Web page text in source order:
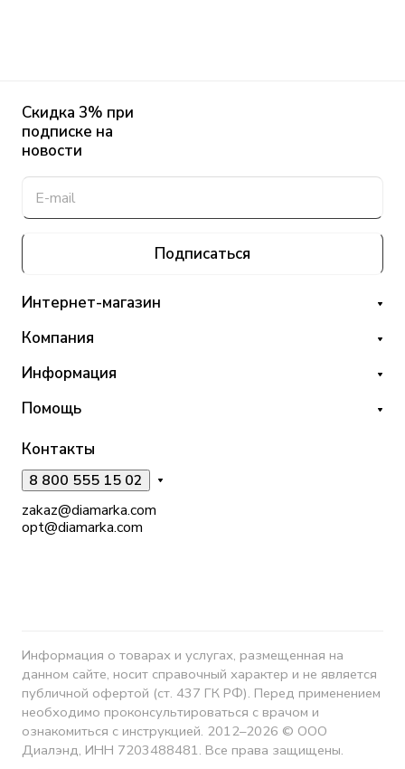
Скидка 3% при
подписке на
новости
Подписаться
Интернет-магазин
Компания
Информация
Помощь
Контакты
8 800 555 15 02
zakaz@diamarka.com
opt@diamarka.com
Информация о товарах и услугах, размещенная на
данном сайте, носит справочный характер и не является
публичной офертой (ст. 437 ГК РФ). Перед применением
необходимо проконсультироваться с врачом и
ознакомиться с инструкцией. 2012–2026 © ООО
Диалэнд, ИНН 7203488481. Все права защищены.